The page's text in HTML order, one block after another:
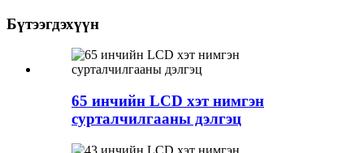
Бүтээгдэхүүн
65 инчийн LCD хэт нимгэн
сурталчилгааны дэлгэц